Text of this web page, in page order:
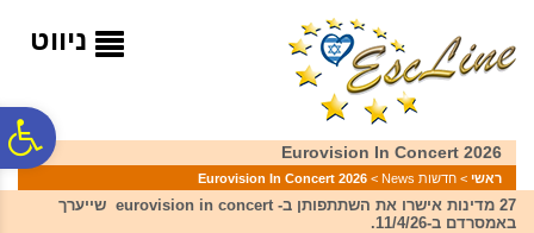
המרכזי
ניווט
Eurovision In Concert 2026
ראשי > חדשות News >
Eurovision In Concert 2026
27 מדינות אישרו את השתתפותן ב- eurovision in concert שייערך
באמסרדם ב-11/4/26.